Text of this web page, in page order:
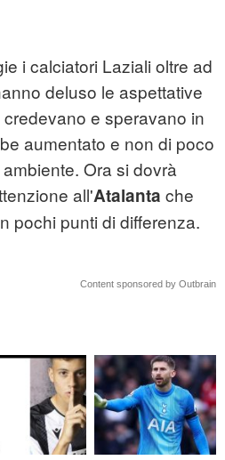
i calciatori Laziali oltre ad
deluso le aspettative
e speravano in
aumentato e non di poco
Ora si dovrà
all'Atalanta che
pochi punti di differenza.
Content sponsored by Outbrain